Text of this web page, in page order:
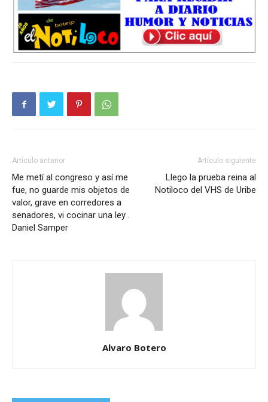
Artículo anterior
Me metí al congreso y así me
fue, no guarde mis objetos de
valor, grave en corredores a
senadores, vi cocinar una ley .
Daniel Samper
Artículo siguiente
Llego la prueba reina al
Notiloco del VHS de Uribe
Alvaro Botero